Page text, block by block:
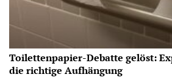
Toilettenpapier-Debatte gelöst:
die richtige Aufhängung